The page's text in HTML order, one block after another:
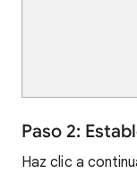
Paso 2:
Haz clic a